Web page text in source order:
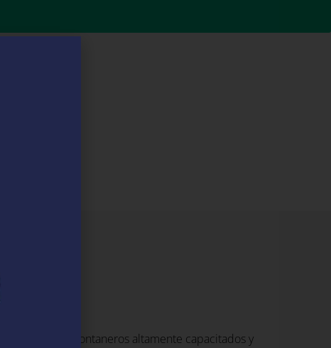
una red de fontaneros altamente capacitados y